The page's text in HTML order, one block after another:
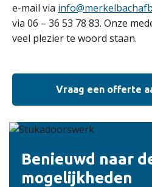
e-mail via
via 06 – 36 53 78 83. Onze
veel plezier te woord staan.
Vraag een offerte
Benieuwd naar
mogelijkheden